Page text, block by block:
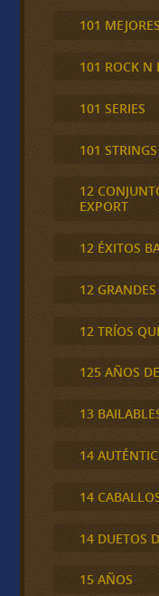
101
101 ROCK N
101 SERIES
101
12
EXPORT
12 ÉXITOS
12
12 TRÍOS
125 AÑOS
13
14
14
14 DUETOS
15 AÑOS